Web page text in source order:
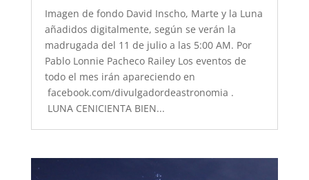
Imagen de fondo David Inscho, Marte y la Luna
añadidos digitalmente, según se verán la
madrugada del 11 de julio a las 5:00 AM. Por
Pablo Lonnie Pacheco Railey Los eventos de
todo el mes irán apareciendo en
facebook.com/divulgadordeastronomia .
LUNA CENICIENTA BIEN...